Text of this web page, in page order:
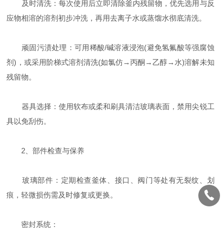
‌及时清洗‌：每次使用后立即清除釜内残留物，优先选用与反
应物相溶的溶剂初步冲洗，再用去离子水或蒸馏水彻底清洗。
‌顽固污渍处理‌：可用稀酸/碱溶液浸泡(避免氢氟酸等强腐蚀
剂)，或采用阶梯式溶剂清洗(如氯仿→丙酮→乙醇→水)溶解未知
残留物。
‌器具选择‌：使用软布或柔和刷具清洁玻璃表面，禁用尖锐工
具以免刮伤。
‌2、部件检查与保养‌
‌玻璃部件‌：定期检查釜体、接口、阀门等处有无裂纹、划
痕，轻微损伤需及时修复或更换。
‌密封系统‌：